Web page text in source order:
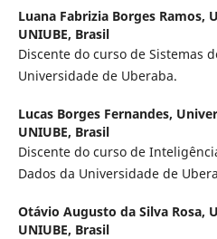
Luana Fabrizia Borges Ramos,
UNIUBE, Brasil
Discente do curso de Sistemas
Universidade de Uberaba.
Lucas Borges Fernandes,
UNIUBE, Brasil
Discente do curso de
Dados da Universidade de
Otávio Augusto da Silva Rosa,
UNIUBE, Brasil